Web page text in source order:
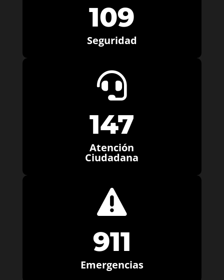
109
Seguridad

147
Atención
Ciudadana

911
Emergencias